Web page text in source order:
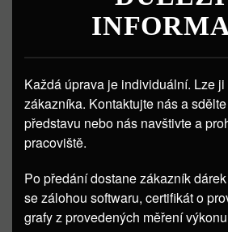
Každá úprava je individuální. Lze
zákazníka. Kontaktujte nás a
představu nebo nás navštivte a
pracoviště.
Po předání dostane zákazník
se zálohou softwaru, certifikát o
grafy z provedených měření